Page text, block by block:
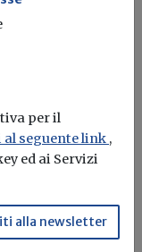
per il
al seguente link ,
ed ai Servizi
alla newsletter